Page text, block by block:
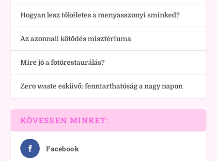
Hogyan lesz tökéletes a menyasszonyi sminked?
Az azonnali kötődés misztériuma
Mire jó a fotórestaurálás?
Zero waste esküvő: fenntarthatóság a nagy napon
KÖVESSEN MINKET:
Facebook